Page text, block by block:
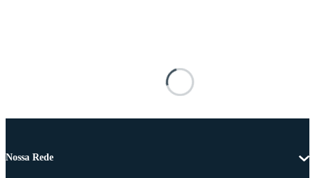
Nossa Rede